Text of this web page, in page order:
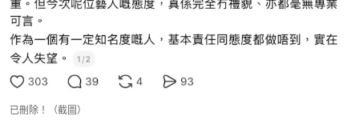
已刪除！（截圖）